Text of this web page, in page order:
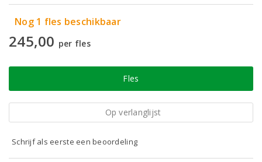
Nog 1 fles beschikbaar
245,00 per fles
Fles
Op verlanglijst
Schrijf als eerste een beoordeling